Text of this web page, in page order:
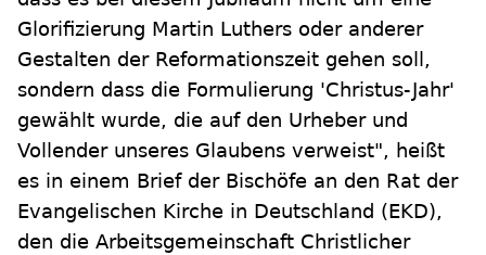
Glorifizierung Martin Luthers oder anderer
Gestalten der Reformationszeit gehen soll,
sondern dass die Formulierung 'Christus-Jahr'
gewählt wurde, die auf den Urheber und
Vollender unseres Glaubens verweist", heißt
es in einem Brief der Bischöfe an den Rat der
Evangelischen Kirche in Deutschland (EKD),
den die Arbeitsgemeinschaft Christlicher